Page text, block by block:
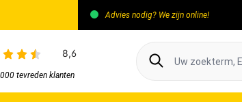
Advies nodig? We zijn online!
tevreden klanten